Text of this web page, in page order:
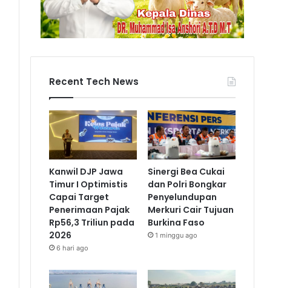
Recent Tech News
Kanwil DJP Jawa
Timur I Optimistis
Capai Target
Penerimaan Pajak
Rp56,3 Triliun pada
2026
6 hari ago
Sinergi Bea Cukai
dan Polri Bongkar
Penyelundupan
Merkuri Cair Tujuan
Burkina Faso
1 minggu ago